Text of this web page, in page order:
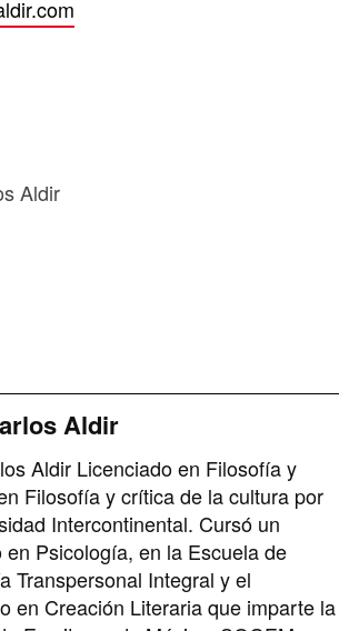
Aldir
Aldir
Aldir Licenciado en Filosofía y
Filosofía y crítica de la cultura por
Intercontinental. Cursó un
en Psicología, en la Escuela de
Transpersonal Integral y el
en Creación Literaria que imparte la